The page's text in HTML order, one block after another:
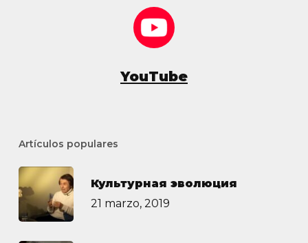
YouTube
Artículos populares
Культурная эволюция
21 marzo, 2019